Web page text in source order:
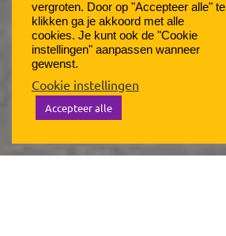
vergroten. Door op "Accepteer alle" te
klikken ga je akkoord met alle
cookies. Je kunt ook de "Cookie
instellingen" aanpassen wanneer
gewenst.
Cookie instellingen
Accepteer alle